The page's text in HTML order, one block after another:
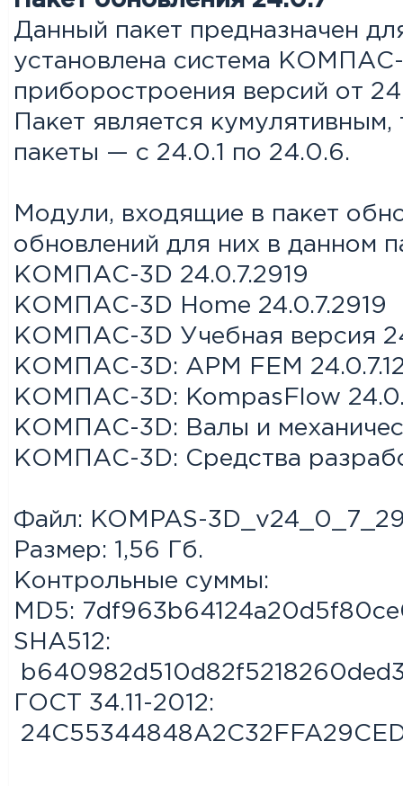
Данный пакет предназначен
установлена система
приборостроения версий от
Пакет является
пакеты — с 24.0.1 по 24.0.6.
Модули, входящие в пакет
обновлений для них в данном
КОМПАС-3D 24.0.7.2919
КОМПАС-3D Home 24.0.7.2919
КОМПАС-3D Учебная версия
КОМПАС-3D: APM FEM
КОМПАС-3D: KompasFlow
КОМПАС-3D: Валы и
КОМПАС-3D: Средства
Файл: KOMPAS-
Размер: 1,56 Гб.
Контрольные суммы:
MD5:
SHA512:
ГОСТ 34.11-2012: